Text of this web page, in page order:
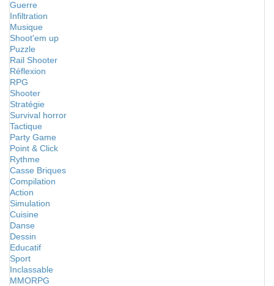
Guerre
Infiltration
Musique
Shoot'em up
Puzzle
Rail Shooter
Réflexion
RPG
Shooter
Stratégie
Survival horror
Tactique
Party Game
Point & Click
Rythme
Casse Briques
Compilation
Action
Simulation
Cuisine
Danse
Dessin
Educatif
Sport
Inclassable
MMORPG